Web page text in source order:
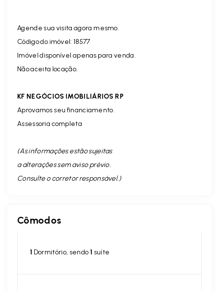
Agende sua visita agora mesmo.
Código do imóvel: 18577
Imóvel disponível apenas para venda.
Não aceita locação.
KF NEGÓCIOS IMOBILIÁRIOS RP
Aprovamos seu financiamento.
Assessoria completa
(As informações estão sujeitas
a alterações sem aviso prévio.
Consulte o corretor responsável. )
Cômodos
1 Dormitório, sendo1 suíte